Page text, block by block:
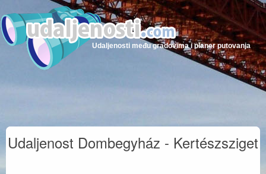
Udaljenosti među gradovima i planer putovanja
Udaljenost Dombegyház - Kertészsziget